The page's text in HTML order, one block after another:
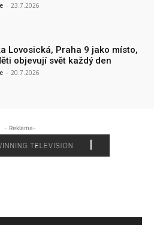
- 23.7.2026
Lovosická, Praha 9 jako místo,
objevují svět každý den
- 20.7.2026
- Reklama-